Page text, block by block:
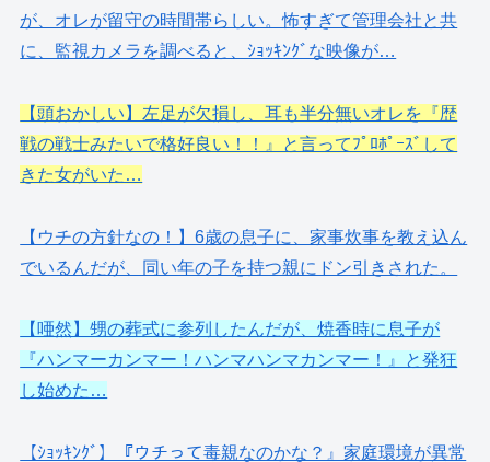
が、オレが留守の時間帯らしい。怖すぎて管理会社と共
に、監視カメラを調べると、ｼｮｯｷﾝｸﾞな映像が…
【頭おかしい】左足が欠損し、耳も半分無いオレを『歴
戦の戦士みたいで格好良い！！』と言ってﾌﾟﾛﾎﾟｰｽﾞして
きた女がいた…
【ウチの方針なの！】6歳の息子に、家事炊事を教え込ん
でいるんだが、同い年の子を持つ親にドン引きされた。
【唖然】甥の葬式に参列したんだが、焼香時に息子が
『ハンマーカンマー！ハンマハンマカンマー！』と発狂
し始めた…
【ｼｮｯｷﾝｸﾞ】『ウチって毒親なのかな？』家庭環境が異常